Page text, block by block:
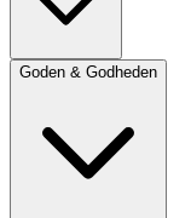
Goden & Godheden